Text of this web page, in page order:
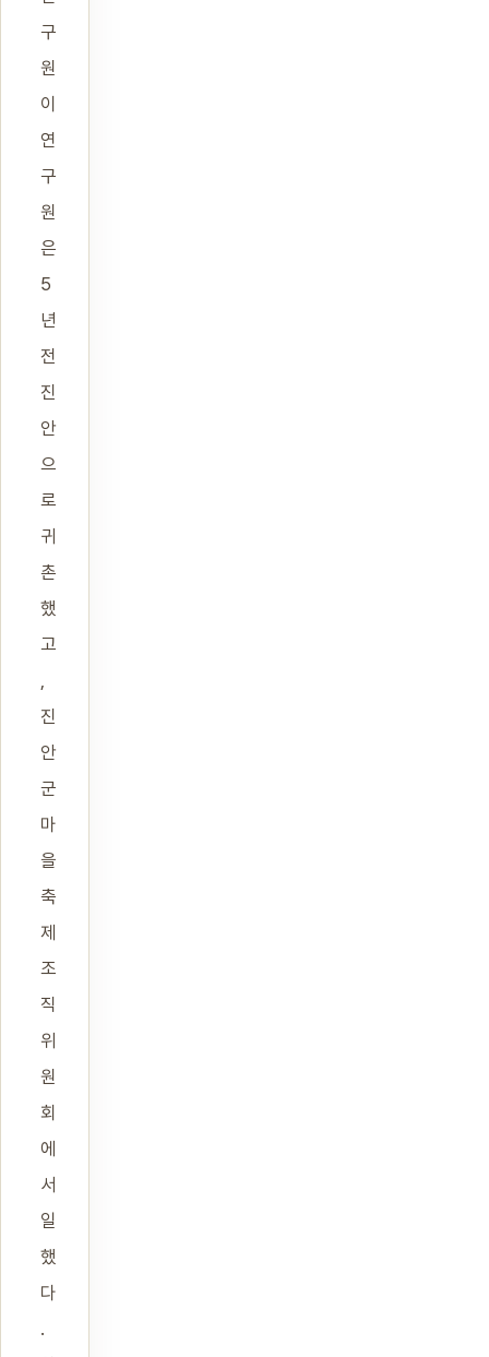
구
원
이
연
구
원
은
5
년
전
진
안
으
로
귀
촌
했
고
,
진
안
군
마
을
축
제
조
직
위
원
회
에
서
일
했
다
.